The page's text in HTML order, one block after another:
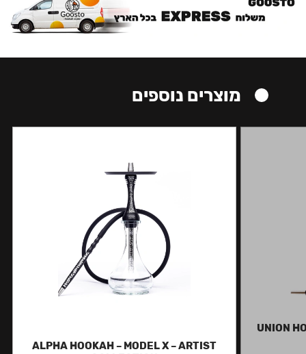
מוצרים נוספים
UNION
ALPHA HOOKAH – MODEL X – ARTIST